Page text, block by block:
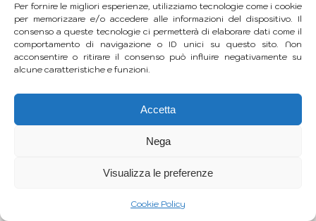
Per fornire le migliori esperienze, utilizziamo tecnologie come i cookie
per memorizzare e/o accedere alle informazioni del dispositivo. Il
consenso a queste tecnologie ci permetterà di elaborare dati come il
comportamento di navigazione o ID unici su questo sito. Non
acconsentire o ritirare il consenso può influire negativamente su
alcune caratteristiche e funzioni.
Accetta
Nega
Visualizza le preferenze
Cookie Policy